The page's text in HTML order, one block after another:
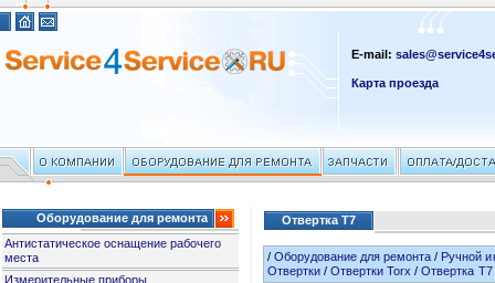
E-mail:
Карта проезда
Оборудование для ремонта
Антистатическое оснащение рабочего
места
Измерительные приборы
Отвертка T7
/Оборудование для ремонта / Ручной
Отвертки /Отвертки Torx /Отвертка T7